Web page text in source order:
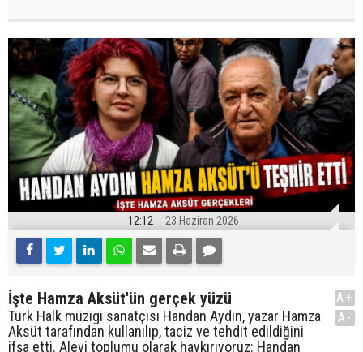
12:12 23 Haziran 2026
İşte Hamza Aksüt'ün gerçek yüzü
Türk Halk müzigi sanatçısı Handan Aydın, yazar Hamza
Aksüt tarafından kullanılıp, taciz ve tehdit edildiğini
ifşa etti. Alevi toplumu olarak haykırıyoruz: Handan
A+
A-